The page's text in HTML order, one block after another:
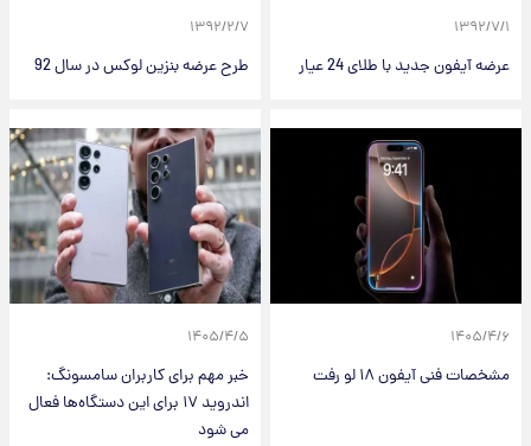
۱۳۹۲/۷/۱
عرضه آیفون جدید با طلای 24 عیار
۱۳۹۲/۲/۷
طرح عرضه بنزین لوکس در سال 92
۱۴۰۵/۴/۶
مشخصات فنی آیفون ۱۸ لو رفت
۱۴۰۵/۴/۵
خبر مهم برای کاربران سامسونگ:
اندروید ۱۷ برای این دستگاه‌ها فعال
می شود